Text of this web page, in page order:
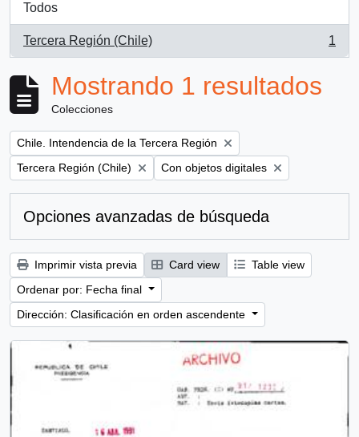
Todos
Tercera Región (Chile)
, 1 resultados
1
Mostrando 1 resultados
Colecciones
Remove filter:
Chile. Intendencia de la Tercera Región
Remove filter:
Tercera Región (Chile) Remove filter:
Con objetos digitales
Opciones avanzadas de búsqueda
Imprimir vista previa Card view
Table view
Ordenar por: Fecha final
Dirección: Clasificación en orden ascendente